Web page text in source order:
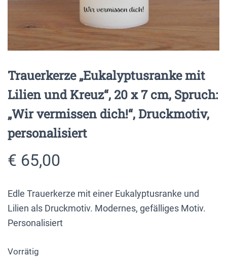
Trauerkerze „Eukalyptusranke mit
Lilien und Kreuz“, 20 x 7 cm, Spruch:
„Wir vermissen dich!“, Druckmotiv,
personalisiert
€ 65,00
Edle Trauerkerze mit einer Eukalyptusranke und
Lilien als Druckmotiv. Modernes, gefälliges Motiv.
Personalisiert
Vorrätig